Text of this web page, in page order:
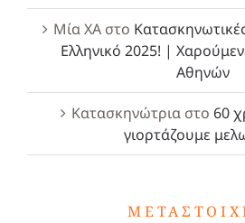
Μία ΧΑστο
Ελληνικό 2025! |
Αθηνών
Κατασκηνώτρια στο 60
γιορτάζουμε